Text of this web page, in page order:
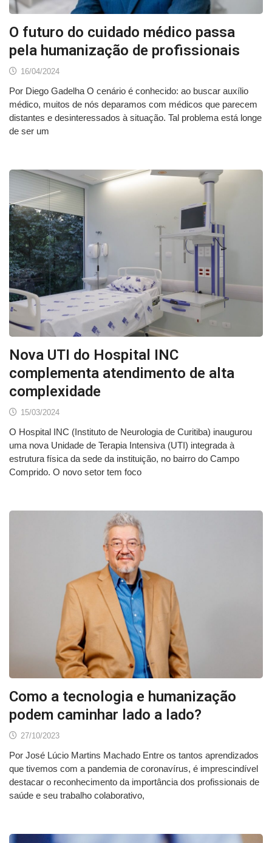
O futuro do cuidado médico passa
pela humanização de profissionais
16/04/2024
Por Diego Gadelha O cenário é conhecido: ao buscar auxílio
médico, muitos de nós deparamos com médicos que parecem
distantes e desinteressados à situação. Tal problema está longe
de ser um
Nova UTI do Hospital INC
complementa atendimento de alta
complexidade
15/03/2024
O Hospital INC (Instituto de Neurologia de Curitiba) inaugurou
uma nova Unidade de Terapia Intensiva (UTI) integrada à
estrutura física da sede da instituição, no bairro do Campo
Comprido. O novo setor tem foco
Como a tecnologia e humanização
podem caminhar lado a lado?
27/10/2023
Por José Lúcio Martins Machado Entre os tantos aprendizados
que tivemos com a pandemia de coronavírus, é imprescindível
destacar o reconhecimento da importância dos profissionais de
saúde e seu trabalho colaborativo,